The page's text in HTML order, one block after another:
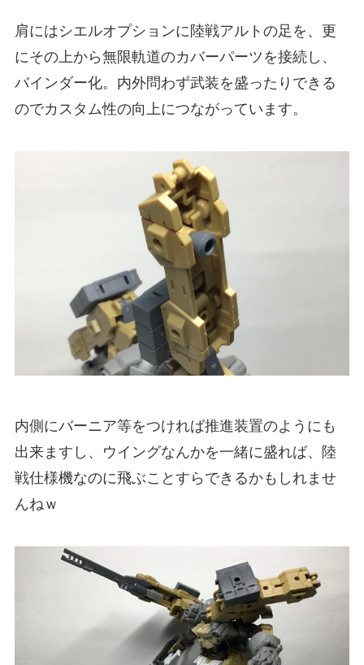
肩にはシエルオプションに陸戦アルトの足を、更
にその上から無限軌道のカバーパーツを接続し、
バインダー化。内外問わず武装を盛ったりできる
のでカスタム性の向上につながっています。
内側にバーニア等をつければ推進装置のようにも
出来ますし、ウイングなんかを一緒に盛れば、陸
戦仕様機なのに飛ぶことすらできるかもしれませ
んねｗ